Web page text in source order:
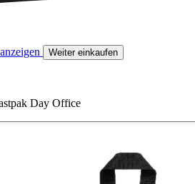
Weiter einkaufen
Day Office